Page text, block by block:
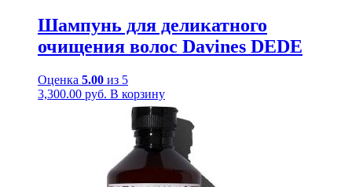
Шампунь для деликатного
очищения волос Davines DEDE
Оценка 5.00 из 5
3,300.00 руб. В корзину